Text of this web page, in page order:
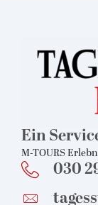
Suchen &
Ein
M-TOURS
030